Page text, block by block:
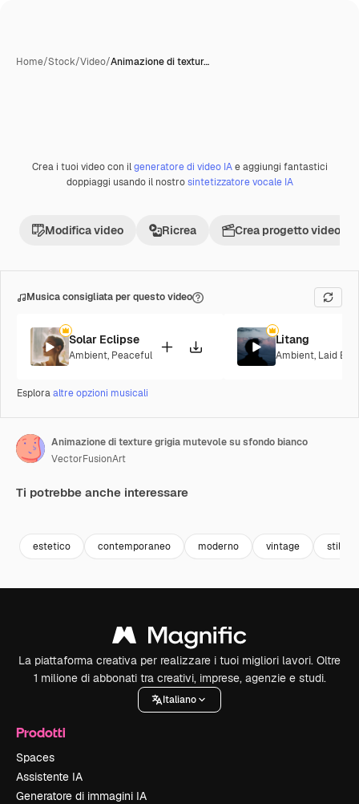
Home/Stock/Video/Animazione di textur…
Premium
Crea i tuoi video con ilgeneratore di video IAe aggiungi fantastici
doppiaggi usando il nostrosintetizzatore vocale IA
Modifica video Ricrea Crea progetto video
Musica consigliata per questo video
Solar Eclipse
Ambient, Peaceful
Litang
Ambient, Laid
Esploraaltre opzioni musicali
Animazione di texture grigia mutevole su sfondo bianco
VectorFusionArt
Ti potrebbe anche interessare
estetico contemporaneo moderno vintage stile
La piattaforma creativa per realizzare i tuoi migliori lavori. Oltre
1 milione di abbonati tra creativi, imprese, agenzie e studi.
Italiano
Prodotti
Spaces
Assistente IA
Generatore di immagini IA